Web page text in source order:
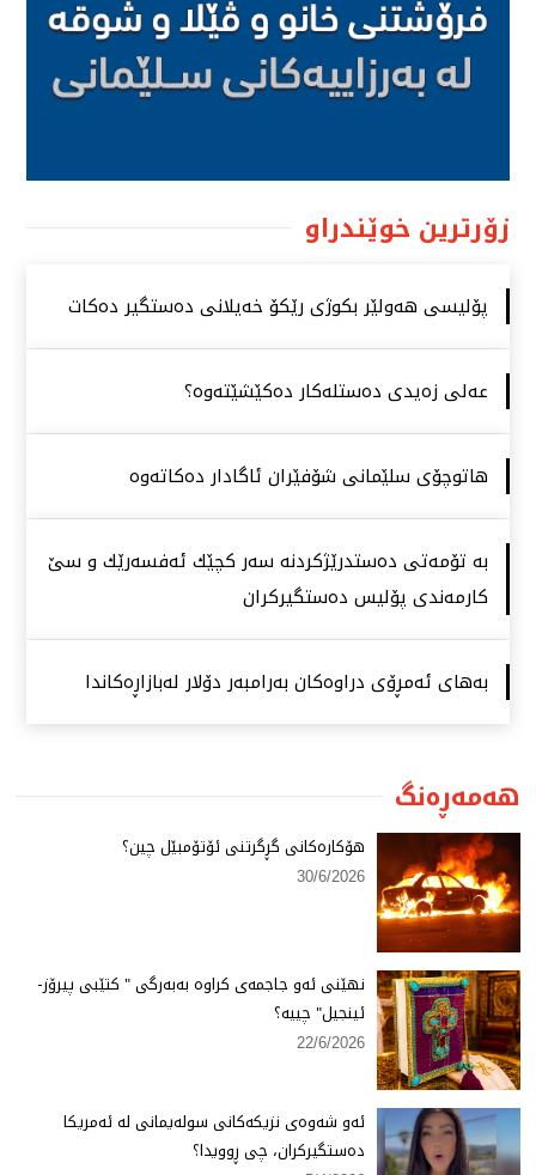
زۆرترین خوێندراو
پۆلیسی هەولێر بكوژی رێكۆ خەیلانی دەستگیر دەكات
عەلی زەیدی دەستلەكار دەكێشێتەوە؟
هاتوچۆی سلێمانی شۆفێران ئاگادار دەكاتەوە
بە تۆمەتی دەستدرێژكردنە سەر كچێك ئەفسەرێك و سێ
كارمەندی پۆلیس دەستگیركران
بەهای ئەمڕۆی دراوەكان بەرامبەر دۆلار لەبازاڕەكاندا
هەمەڕەنگ
هۆكارەكانی گڕگرتنی ئۆتۆمبێل چین؟
30/6/2026
نهێنی ئەو جاجمەی كراوە بەبەرگی " كتێبی پیرۆز-
ئینجیل" چییە؟
22/6/2026
ئەو شەوەی نزیكەكانی سولەیمانی لە ئەمریكا
دەستگیركران، چی ڕوویدا؟